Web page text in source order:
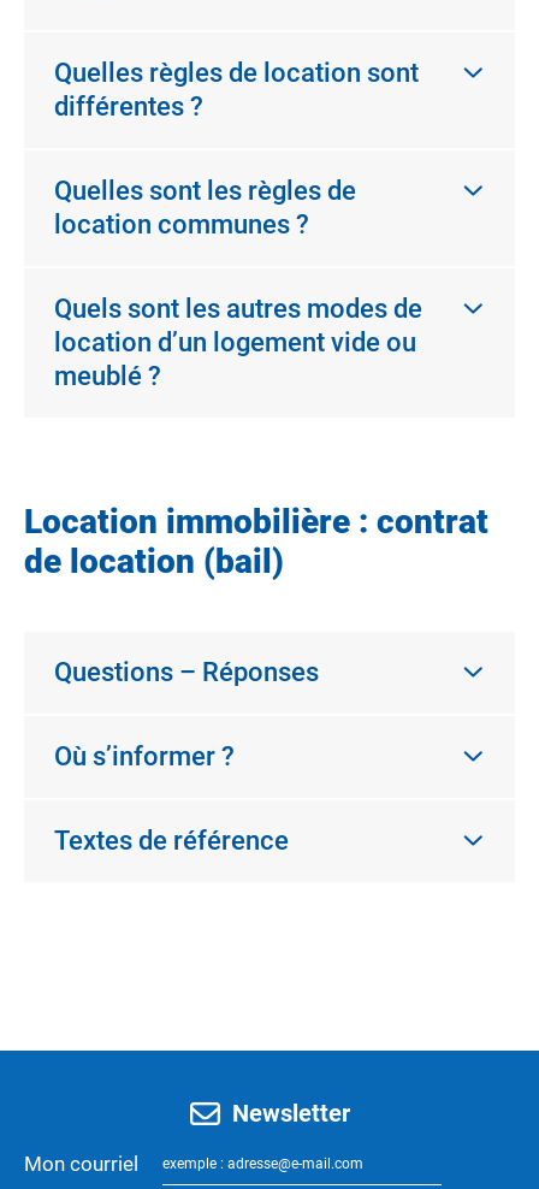
Quelles règles de location sont
différentes ?
Quelles sont les règles de
location communes ?
Quels sont les autres modes de
location d’un logement vide ou
meublé ?
Location immobilière : contrat
de location (bail)
Questions – Réponses
Où s’informer ?
Textes de référence
Newsletter
Mon courriel